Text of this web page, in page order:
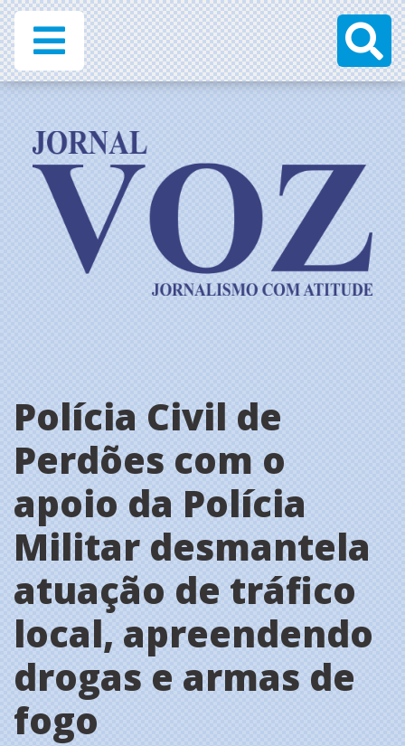
Polícia Civil de
Perdões com o
apoio da Polícia
Militar desmantela
atuação de tráfico
local, apreendendo
drogas e armas de
fogo